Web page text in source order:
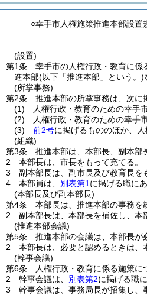
○幸手市人権施策推進本部設置
(設置)
第1条
幸手市の人権行政・教育に係
進本部(以下「推進本部」という。)
(所掌事務)
第2条
推進本部の所掌事務は、次に
(1)
人権行政・教育のための幸手
(2)
人権行政・教育のための幸手
(3)
前2号に掲げるもののほか、
(組織)
第3条
推進本部は、本部長、副本部
2
本部長は、市長をもって充てる。
3
副本部長は、副市長及び教育長を
4
本部員は、 別表第1 に掲げる職に
(本部長及び副本部長)
第4条
本部長は、推進本部の事務を
2
副本部長は、本部長を補佐し、本
(推進本部会議)
第5条
推進本部の会議は、本部長が
2
本部長は、必要と認めるときは、
(幹事会議)
第6条
人権行政・教育に係る施策
2
幹事会議は、 別表第2に掲げる職
3
幹事会議は、事務局長が招集し、